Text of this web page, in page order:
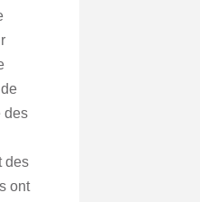
des
des
ont